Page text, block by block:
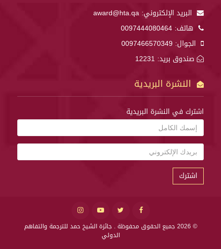
البريد الإلكتروني: award@hta.qa
هاتف: 0097444080464
الجوال: 0097466570349
صندوق بريد: 12231
النشرة البريدية
اشترك في النشرة البريدية
اشترك
© 2026 جميع الحقوق محفوظة .
جائزة الشيخ حمد للترجمة والتفاهم
الدولي